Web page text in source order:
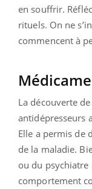
en souffrir.
rituels. On ne
commencent à
La découverte
antidépresseurs
Elle a permis de
de la maladie.
ou du
comportement